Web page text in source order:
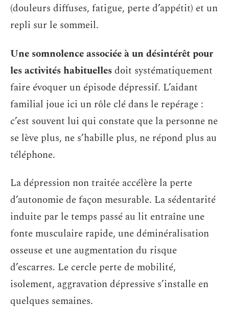
(douleurs diffuses, fatigue, perte d’appétit) et un
repli sur le sommeil.
Une somnolence associée à un désintérêt pour
les activités habituellesdoit systématiquement
faire évoquer un épisode dépressif. L’aidant
familial joue ici un rôle clé dans le repérage :
c’est souvent lui qui constate que la personne ne
se lève plus, ne s’habille plus, ne répond plus au
téléphone.
La dépression non traitée accélère la perte
d’autonomie de façon mesurable. La sédentarité
induite par le temps passé au lit entraîne une
fonte musculaire rapide, une déminéralisation
osseuse et une augmentation du risque
d’escarres. Le cercle perte de mobilité,
isolement, aggravation dépressive s’installe en
quelques semaines.